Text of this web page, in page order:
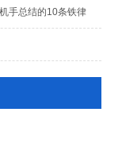
手总结的10条铁律